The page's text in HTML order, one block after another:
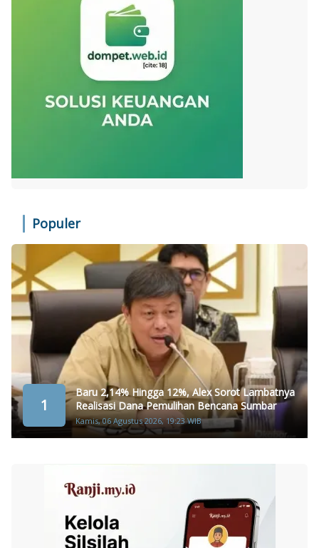
Populer
1
Baru 2,14% Hingga 12%, Alex Sorot Lambatnya
Realisasi Dana Pemulihan Bencana Sumbar
Kamis, 06 Agustus 2026, 19:23 WIB